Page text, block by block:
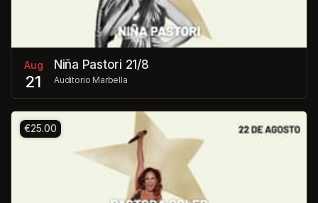
Aug
21
Niña Pastori 21/8
Auditorio Marbella
€25.00